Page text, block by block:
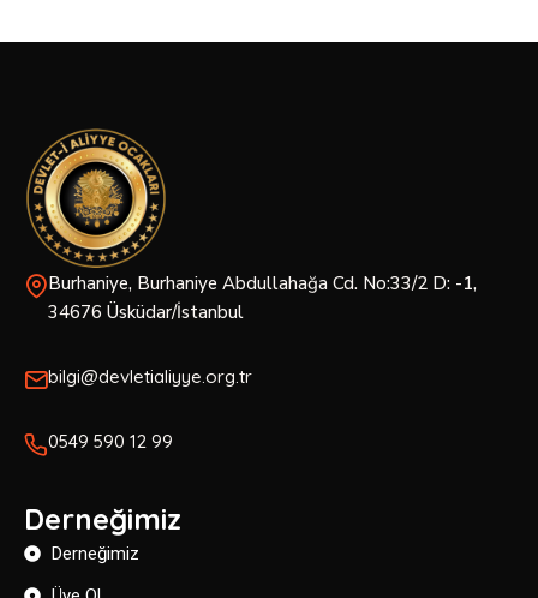
Burhaniye, Burhaniye Abdullahağa Cd. No:33/2 D: -1,
34676 Üsküdar/İstanbul
bilgi@devletialiyye.org.tr
0549 590 12 99
Derneğimiz
Derneğimiz